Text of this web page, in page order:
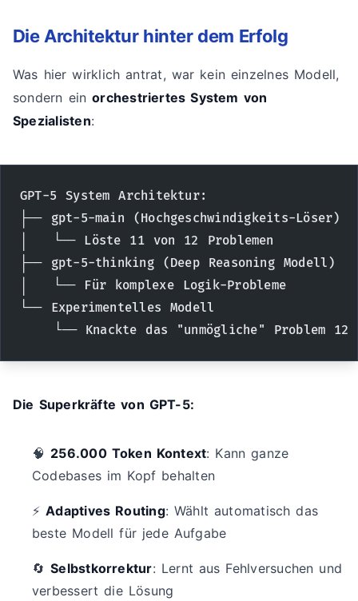
Die Architektur hinter dem Erfolg
Was hier wirklich antrat, war kein einzelnes Modell,
sondern einorchestriertes System von
Spezialisten:
GPT-5 System Architektur:
├── gpt-5-main (Hochgeschwindigkeits-Löser)
│   └── Löste 11 von 12 Problemen
├── gpt-5-thinking (Deep Reasoning Modell)
│   └── Für komplexe Logik-Probleme
└── Experimentelles Modell
    └── Knackte das "unmögliche" Problem 12
Die Superkräfte von GPT-5:
🧠 256.000 Token Kontext: Kann ganze
Codebases im Kopf behalten
⚡Adaptives Routing: Wählt automatisch das
beste Modell für jede Aufgabe
🔄Selbstkorrektur: Lernt aus Fehlversuchen und
verbessert die Lösung